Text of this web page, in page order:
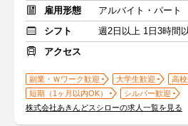
雇用形態
アルバイト・パート
シフト
週2日以上 1日3時間
アクセス
副業・Ｗワーク歓迎 大学生歓迎
高
短期（1ヶ月以内OK）
シルバー歓迎
株式会社あきんどスシローの求人一覧を見る